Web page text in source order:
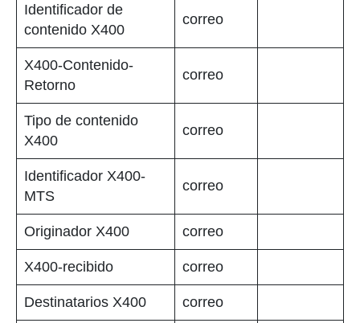
Identificador de
contenido X400
correo
X400-Contenido-
Retorno
correo
Tipo de contenido
X400
correo
Identificador X400-
MTS
correo
Originador X400 correo
X400-recibido correo
Destinatarios X400 correo